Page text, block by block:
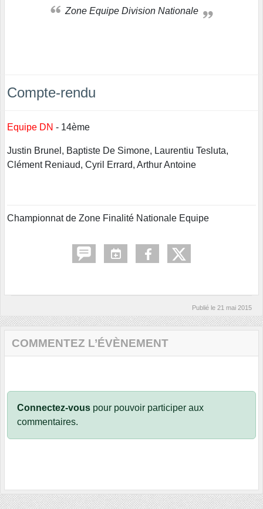
Zone Equipe Division Nationale
Compte-rendu
Equipe DN - 14ème
Justin Brunel, Baptiste De Simone, Laurentiu Tesluta,
Clément Reniaud, Cyril Errard, Arthur Antoine
Championnat de Zone Finalité Nationale Equipe
Publié le 21 mai 2015
COMMENTEZ L’ÉVÈNEMENT
Connectez-vous pour pouvoir participer aux
commentaires.